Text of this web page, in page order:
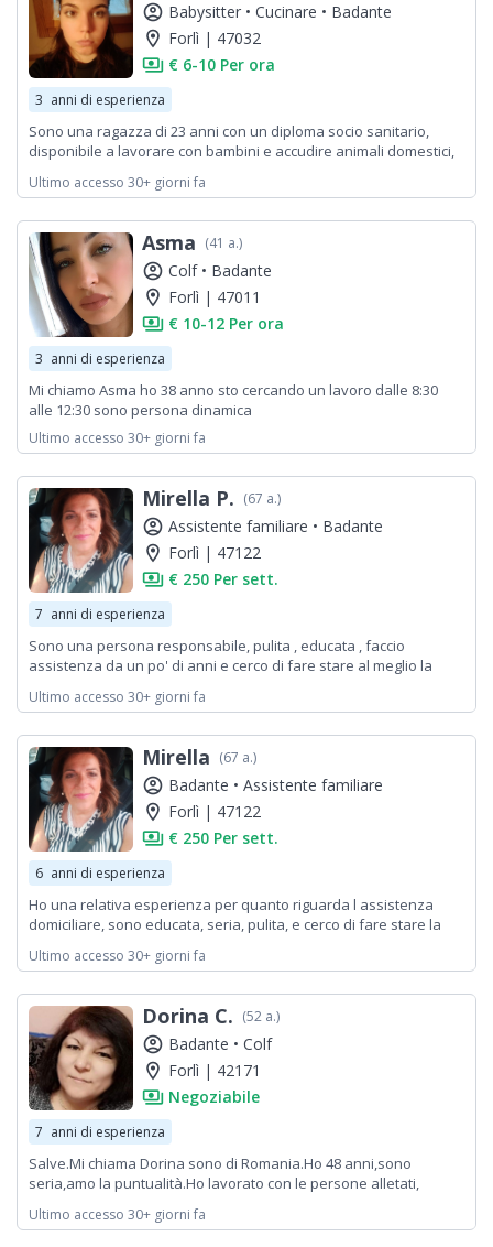
account_circle Babysitter • Cucinare • Badante
location_on Forlì | 47032
payments € 6-10 Per ora
3 anni di esperienza
Sono una ragazza di 23 anni con un diploma socio sanitario,
disponibile a lavorare con bambini e accudire animali domestici,
Ultimo accesso 30+ giorni fa
Asma (41 a.)
account_circle Colf • Badante
location_on Forlì | 47011
payments € 10-12 Per ora
3 anni di esperienza
Mi chiamo Asma ho 38 anno sto cercando un lavoro dalle 8:30
alle 12:30 sono persona dinamica
Ultimo accesso 30+ giorni fa
Mirella P. (67 a.)
account_circle Assistente familiare • Badante
location_on Forlì | 47122
payments € 250 Per sett.
7 anni di esperienza
Sono una persona responsabile, pulita , educata , faccio
assistenza da un po' di anni e cerco di fare stare al meglio la
o mia nonna
Ultimo accesso 30+ giorni fa
Mirella (67 a.)
account_circle Badante • Assistente familiare
location_on Forlì | 47122
payments € 250 Per sett.
6 anni di esperienza
Ho una relativa esperienza per quanto riguarda l assistenza
domiciliare, sono educata, seria, pulita, e cerco di fare stare la
che potrebbe trattarsi di mia madre o mia nonna
Ultimo accesso 30+ giorni fa
Dorina C. (52 a.)
account_circle Badante • Colf
location_on Forlì | 42171
payments Negoziabile
7 anni di esperienza
Salve.Mi chiama Dorina sono di Romania.Ho 48 anni,sono
seria,amo la puntualità.Ho lavorato con le persone alletati,
Ultimo accesso 30+ giorni fa